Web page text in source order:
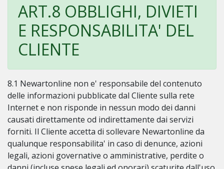
ART.8 OBBLIGHI, DIVIETI
E RESPONSABILITA' DEL
CLIENTE
8.1 Newartonline non e' responsabile del contenuto
delle informazioni pubblicate dal Cliente sulla rete
Internet e non risponde in nessun modo dei danni
causati direttamente od indirettamente dai servizi
forniti. Il Cliente accetta di sollevare Newartonline da
qualunque responsabilita' in caso di denunce, azioni
legali, azioni governative o amministrative, perdite o